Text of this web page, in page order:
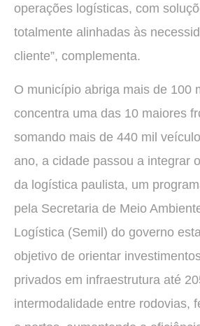
operações logísticas, com
totalmente alinhadas às
cliente”, complementa.
O município abriga mais de 100
concentra uma das 10 maiores
somando mais de 440 mil
ano, a cidade passou a integrar
da logística paulista, um
pela Secretaria de Meio
Logística (Semil) do governo
objetivo de orientar
privados em infraestrutura até
intermodalidade entre rodovias,